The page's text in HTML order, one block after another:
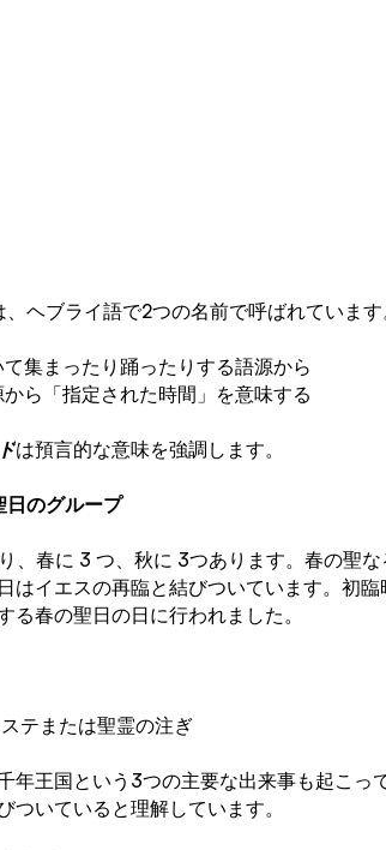
ヘブライ語で2つの名前で呼ばれています
集まったり踊ったりする語源から
ら「指定された時間」を意味する
は預言的な意味を強調します。
日のグループ
、春に 3 つ、秋に 3つあります。春の聖
はイエスの再臨と結びついています。初
春の聖日の日に行われました。
テまたは聖霊の注ぎ
王国という3つの主要な出来事も起こっ
いていると理解しています。